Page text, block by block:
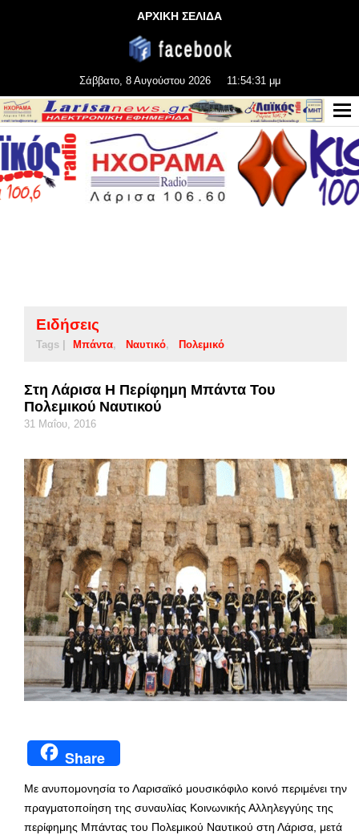
ΑΡΧΙΚΗ ΣΕΛΙΔΑ
Σάββατο, 8 Αυγούστου 2026 11:54:32 μμ
Ειδήσεις
Tags | Μπάντα Ναυτικό Πολεμικό
Στη Λάρισα Η Περίφημη Μπάντα Του
Πολεμικού Ναυτικού
31 Μαΐου, 2016
Share
Με ανυπομονησία το Λαρισαϊκό μουσικόφιλο κοινό περιμένει την
πραγματοποίηση της συναυλίας Κοινωνικής Αλληλεγγύης της
περίφημης Μπάντας του Πολεμικού Ναυτικού στη Λάρισα, μετά